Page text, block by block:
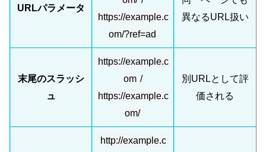
URLパラメータ
https://example.c
om/?ref=ad
異なるURL扱い
末尾のスラッシ
ュ
https://example.c
om /
https://example.c
om/
別URLとして評
価される
http://example.c